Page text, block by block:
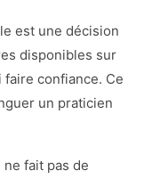
est une décision
disponibles sur
confiance. Ce
un praticien
fait pas de